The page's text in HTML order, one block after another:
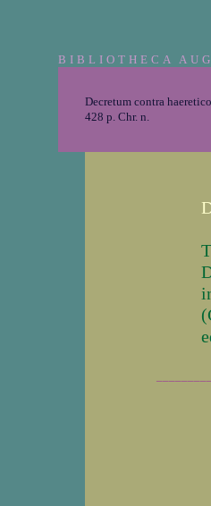
BIBLIOTHECA
Decretum contra
428 p. Chr. n.